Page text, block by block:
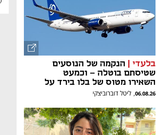
בלעדי | הנקמה של הנוסעים
שטיסתם בוטלה - וכמעט
השאירו מטוס של בלו בירד על
הקרקע
06.08.26
, ליטל דוברוביצקי